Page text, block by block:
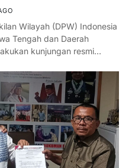
Wilayah (DPW) Indonesia
Tengah dan Daerah
kunjungan resmi…